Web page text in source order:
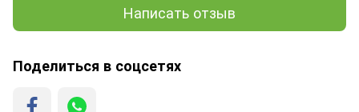
Написать отзыв
Поделиться в соцсетях